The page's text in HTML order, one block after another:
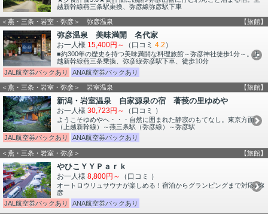
越新幹線燕三条駅乗換、弥彦線弥彦駅下車
＜燕・三条・岩室・弥彦＞ 弥彦温泉 【旅館】
弥彦温泉 美味満開 名代家
お一人様 15,400円～ （口コミ 4.2 ）
■約300年の歴史を持つ美味満開な料理旅館～弥彦神社徒歩1分～。上
越新幹線燕三条乗換、弥彦線弥彦駅下車、徒歩10分
JAL航空券パックあり
ANA航空券パックあり
＜燕・三条・岩室・弥彦＞ 岩室温泉 【旅館】
新潟・岩室温泉 自家源泉の宿 著莪の里ゆめや
お一人様 30,723円～ （口コミ ）
ようこそゆめやへ・・・自然に囲まれた静寂のもてなし。東京方面
（上越新幹線）～燕三条駅（弥彦線）～弥彦駅
JAL航空券パックあり
ANA航空券パックあり
＜燕・三条・岩室・弥彦＞ 【旅館】
やひこＹＹＰａｒｋ
お一人様 8,800円～ （口コミ ）
オートロウリュサウナが楽しめる！宿泊からグランピングまで対応♪弥
彦
JAL航空券パックあり
ANA航空券パックあり